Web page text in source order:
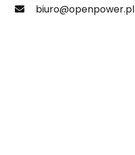
biuro@openpower.pl